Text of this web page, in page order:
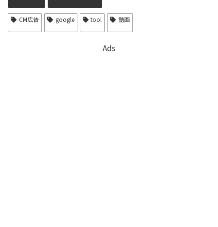
CM広告 google tool 動画
Ads